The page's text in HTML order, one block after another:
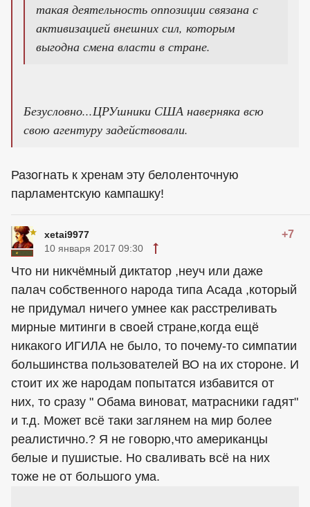
такая деятельность оппозиции связана с
активизацией внешних сил, которым
выгодна смена власти в стране.
Безусловно...ЦРУшники США наверняка всю
свою агентуру задействовали.
Разогнать к хренам эту белоленточную
парламентскую кампашку!
xetai9977 +7
10 января 2017 09:30
Что ни никчёмный диктатор ,неуч или даже
палач собственного народа типа Асада ,который
не придумал ничего умнее как расстреливать
мирные митинги в своей стране,когда ещё
никакого ИГИЛА не было, то почему-то симпатии
большинства пользователей ВО на их стороне. И
стоит их же народам попытатся избавится от
них, то сразу " Обама виноват, матрасники гадят"
и т.д. Может всё таки заглянем на мир более
реалистично.? Я не говорю,что американцы
белые и пушистые. Но сваливать всё на них
тоже не от большого ума.